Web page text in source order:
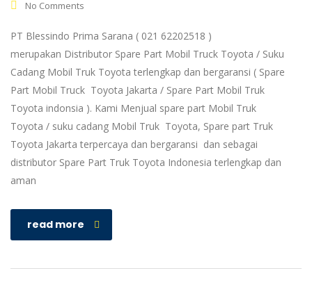
No Comments
PT Blessindo Prima Sarana ( 021 62202518 )
merupakan Distributor Spare Part Mobil Truck Toyota / Suku
Cadang Mobil Truk Toyota terlengkap dan bergaransi ( Spare
Part Mobil Truck Toyota Jakarta / Spare Part Mobil Truk
Toyota indonsia ). Kami Menjual spare part Mobil Truk
Toyota / suku cadang Mobil Truk Toyota, Spare part Truk
Toyota Jakarta terpercaya dan bergaransi dan sebagai
distributor Spare Part Truk Toyota Indonesia terlengkap dan
aman
read more